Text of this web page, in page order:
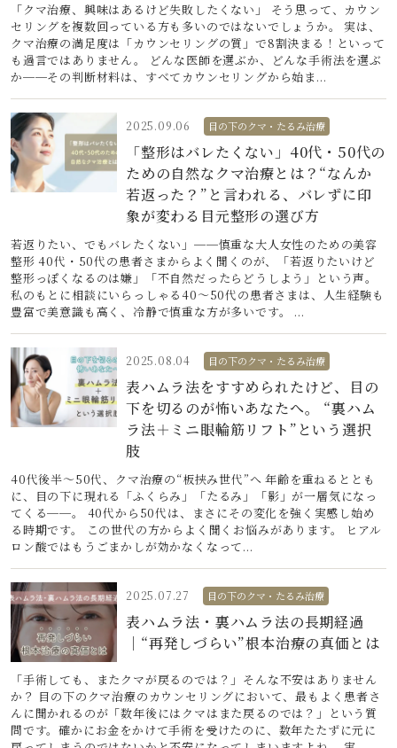
「クマ治療、興味はあるけど失敗したくない」 そう思って、カウン
セリングを複数回っている方も多いのではないでしょうか。 実は、
クマ治療の満足度は「カウンセリングの質」で8割決まる！といって
も過言ではありません。 どんな医師を選ぶか、どんな手術法を選ぶ
か──その判断材料は、すべてカウンセリングから始ま...
2025.09.06 目の下のクマ・たるみ治療
「整形はバレたくない」40代・50代の
ための自然なクマ治療とは？“なんか
若返った？”と言われる、バレずに印
象が変わる目元整形の選び方
若返りたい、でもバレたくない」──慎重な大人女性のための美容
整形 40代・50代の患者さまからよく聞くのが、「若返りたいけど
整形っぽくなるのは嫌」「不自然だったらどうしよう」という声。
私のもとに相談にいらっしゃる40〜50代の患者さまは、人生経験も
豊富で美意識も高く、冷静で慎重な方が多いです。 ...
2025.08.04 目の下のクマ・たるみ治療
表ハムラ法をすすめられたけど、目の
下を切るのが怖いあなたへ。 “裏ハム
ラ法＋ミニ眼輪筋リフト”という選択
肢
40代後半〜50代、クマ治療の“板挟み世代”へ 年齢を重ねるととも
に、目の下に現れる「ふくらみ」「たるみ」「影」が一層気になっ
てくる──。 40代から50代は、まさにその変化を強く実感し始め
る時期です。 この世代の方からよく聞くお悩みがあります。 ヒアル
ロン酸ではもうごまかしが効かなくなって...
2025.07.27 目の下のクマ・たるみ治療
表ハムラ法・裏ハムラ法の長期経過
｜“再発しづらい”根本治療の真価とは
「手術しても、またクマが戻るのでは？」そんな不安はありません
か？ 目の下のクマ治療のカウンセリングにおいて、最もよく患者さ
んに聞かれるのが「数年後にはクマはまた戻るのでは？」という質
問です。確かにお金をかけて手術を受けたのに、数年たたずに元に